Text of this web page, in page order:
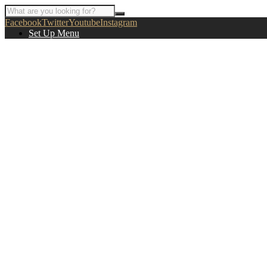
FacebookTwitterYoutubeInstagram
Set Up Menu